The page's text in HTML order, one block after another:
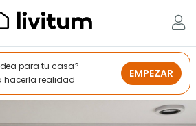
para tu casa?
hacerla realidad
EMPEZAR